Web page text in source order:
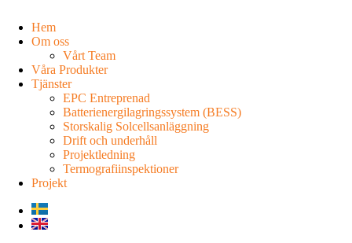
Hem
Om oss
Vårt Team
Våra Produkter
Tjänster
EPC Entreprenad
Batterienergilagringssystem (BESS)
Storskalig Solcellsanläggning
Drift och underhåll
Projektledning
Termografiinspektioner
Projekt